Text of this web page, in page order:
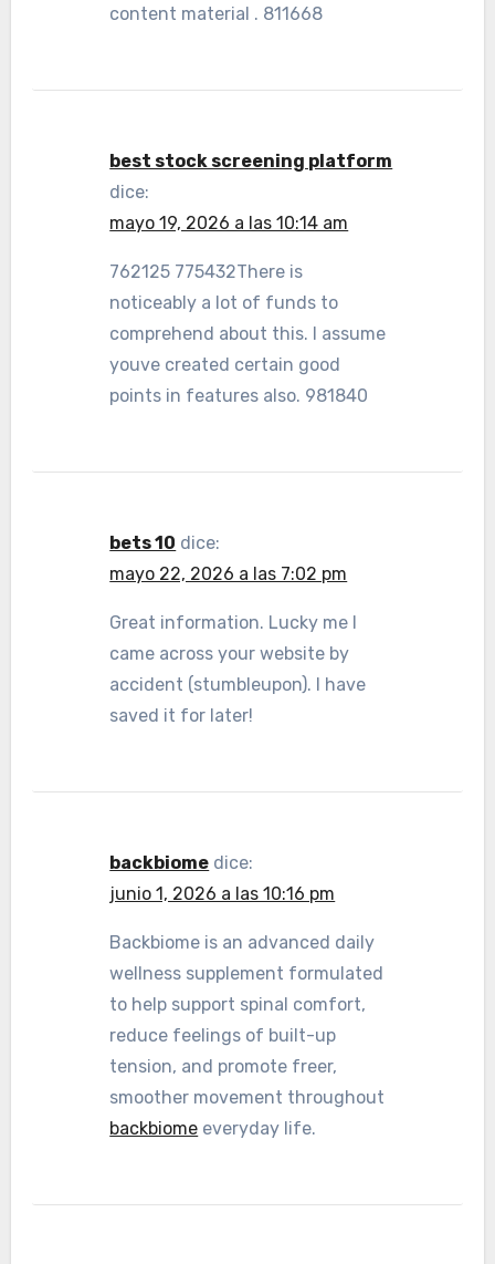
content material . 811668
best stock screening platform
dice:
mayo 19, 2026 a las 10:14 am
762125 775432There is
noticeably a lot of funds to
comprehend about this. I assume
youve created certain good
points in features also. 981840
bets 10 dice:
mayo 22, 2026 a las 7:02 pm
Great information. Lucky me I
came across your website by
accident (stumbleupon). I have
saved it for later!
backbiome dice:
junio 1, 2026 a las 10:16 pm
Backbiome is an advanced daily
wellness supplement formulated
to help support spinal comfort,
reduce feelings of built-up
tension, and promote freer,
smoother movement throughout
backbiome everyday life.